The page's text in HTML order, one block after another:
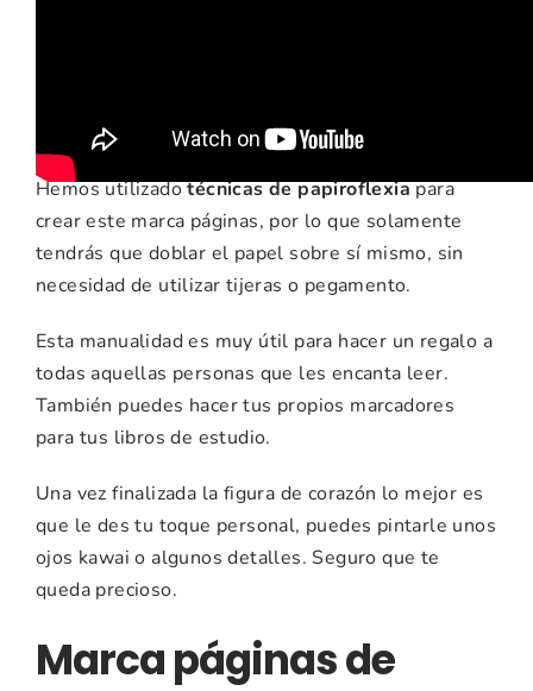
Hemos utilizadotécnicas de papiroflexiapara
crear este marca páginas, por lo que solamente
tendrás que doblar el papel sobre sí mismo, sin
necesidad de utilizar tijeras o pegamento.
Esta manualidad es muy útil para hacer un regalo a
todas aquellas personas que les encanta leer.
También puedes hacer tus propios marcadores
para tus libros de estudio.
Una vez finalizada la figura de corazón lo mejor es
que le des tu toque personal, puedes pintarle unos
ojos kawai o algunos detalles. Seguro que te
queda precioso.
Marca páginas de